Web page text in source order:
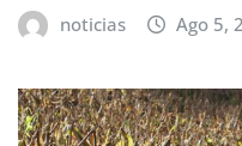
noticias Ago 5,